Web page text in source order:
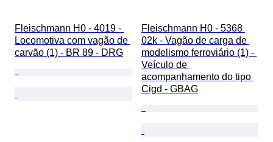
Fleischmann H0 - 4019 -
Locomotiva com vagão de
carvão (1) - BR 89 - DRG
Fleischmann H0 - 5368
02k - Vagão de carga de
modelismo ferroviário (1) -
Veículo de
acompanhamento do tipo
Cigd - GBAG